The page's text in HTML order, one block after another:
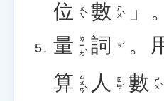
位 ㄨㄟˋ 數 ㄕㄨˋ
」。
量 ㄌㄧㄤˋ 詞 ㄘˊ 。
算 ㄙㄨㄢˋ 人 ㄖㄣˊ 數 ㄕㄨˋ